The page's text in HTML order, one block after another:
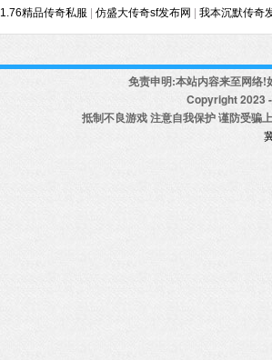
1.76精品传奇私服 仿盛大传奇sf发布网 我本沉默传奇
免责申明:本站内容来至网络!
Copyright 2023 -
抵制不良游戏 注意自我保护 谨防受骗